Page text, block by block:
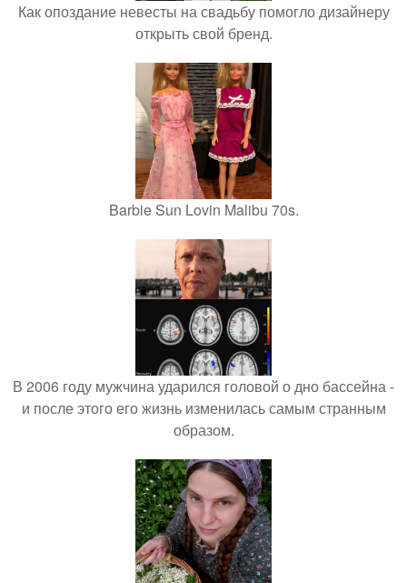
Как опоздание невесты на свадьбу помогло дизайнеру
открыть свой бренд.
Barbie Sun Lovin Malibu 70s.
В 2006 году мужчина ударился головой о дно бассейна -
и после этого его жизнь изменилась самым странным
образом.